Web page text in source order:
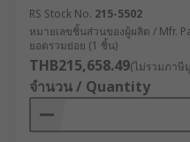
งานซ่อมบำรุงเครื่องจั
เครื่องยนต์หรือเครื่อง
เวลาซ่อมบำรุงโดยไ
งานตรวจสอบระบบท่อ
กล้องงูส่องท่อใช้ตรวจ
RS Stock No. 215-5502
หมายเลขชิ้นส่วนของผู้ผลิต / Mfr.
ยอดรวมย่อย (1 ชิ้น)
THB215,658.49(ไม่รวมภาษี
จำนวน / Quantity